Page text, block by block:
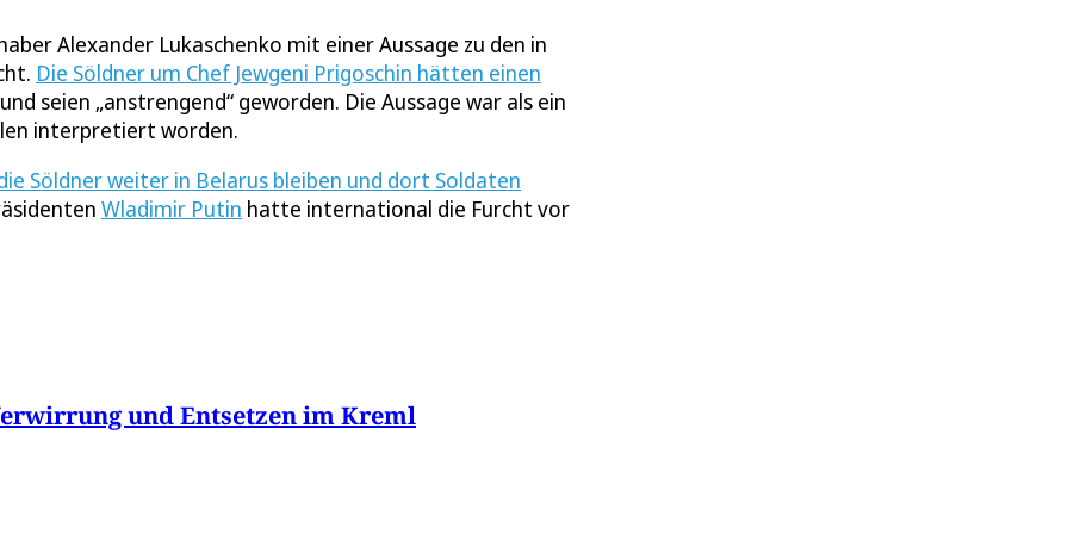
Alexander Lukaschenko mit einer Aussage zu den in
Die Söldner um Chef Jewgeni Prigoschin hätten einen
und seien „anstrengend“ geworden. Die Aussage war als ein
interpretiert worden.
Söldner weiter in Belarus bleiben und dort Soldaten
Wladimir Putin hatte international die Furcht vor
und Entsetzen im Kreml